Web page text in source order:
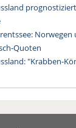
Norwegen
Quoten
"Krabben-